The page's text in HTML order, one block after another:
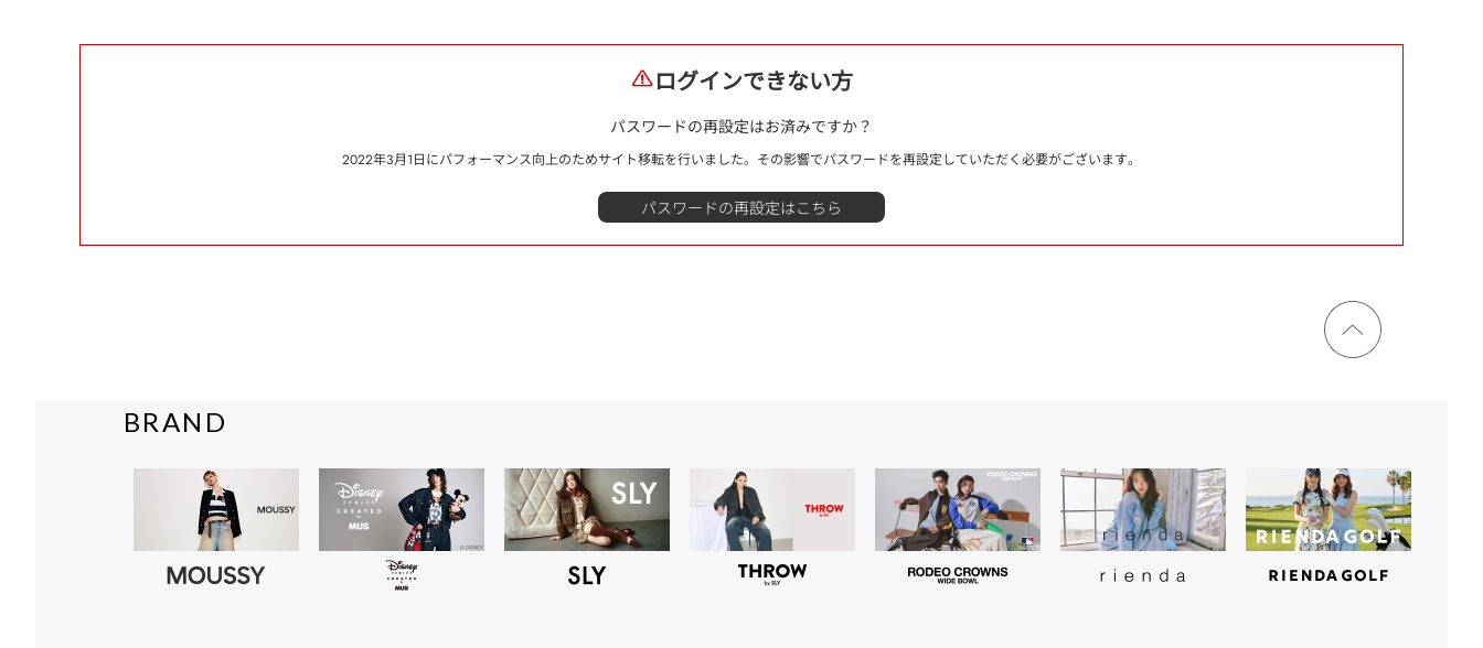
ログインできない方
パスワードの再設定はお済みですか？
2022年3月1日にパフォーマンス向上のためサイト移転を行いました。その影響でパスワードを再設定していただく必要がございます。
ページ
トップ
BRAND